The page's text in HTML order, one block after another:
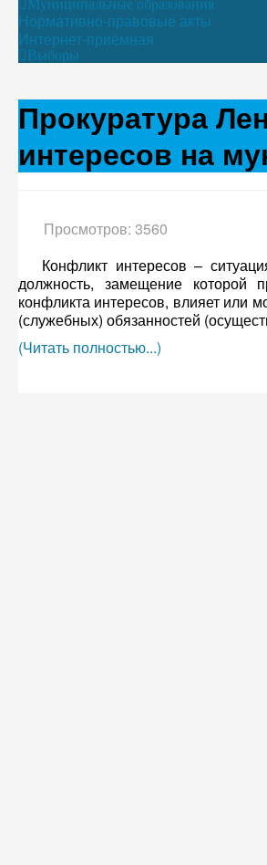
Муниципальные образования
Нормативно-правовые акты
Интернет-приёмная
Выборы
Прокуратура
интересов на
Просмотров: 3560
Конфликт интересов –
должность, замещение которой
конфликта интересов, влияет или
(служебных) обязанностей
(Читать полностью...)